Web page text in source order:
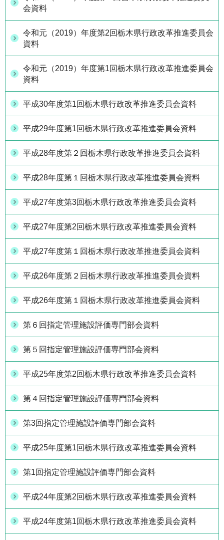
会資料
令和元（2019）年度第2回栃木県行政改革推進委員会
資料
令和元（2019）年度第1回栃木県行政改革推進委員会
資料
平成30年度第1回栃木県行政改革推進委員会資料
平成29年度第1回栃木県行政改革推進委員会資料
平成28年度第２回栃木県行政改革推進委員会資料
平成28年度第１回栃木県行政改革推進委員会資料
平成27年度第3回栃木県行政改革推進委員会資料
平成27年度第2回栃木県行政改革推進委員会資料
平成27年度第１回栃木県行政改革推進委員会資料
平成26年度第２回栃木県行政改革推進委員会資料
平成26年度第１回栃木県行政改革推進委員会資料
第６回指定管理施設評価専門部会資料
第５回指定管理施設評価専門部会資料
平成25年度第2回栃木県行政改革推進委員会資料
第４回指定管理施設評価専門部会資料
第3回指定管理施設評価専門部会資料
平成25年度第1回栃木県行政改革推進委員会資料
第1回指定管理施設評価専門部会資料
平成24年度第2回栃木県行政改革推進委員会資料
平成24年度第1回栃木県行政改革推進委員会資料